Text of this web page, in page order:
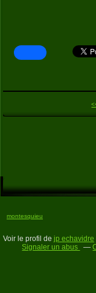
montesquieu
Voir le profil de jp echavidre
Signaler un abus